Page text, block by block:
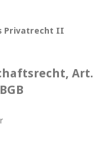
Privatrecht II
Art.